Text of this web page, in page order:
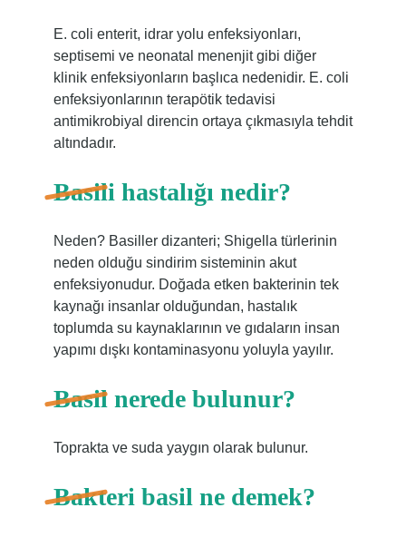
E. coli enterit, idrar yolu enfeksiyonları,
septisemi ve neonatal menenjit gibi diğer
klinik enfeksiyonların başlıca nedenidir. E. coli
enfeksiyonlarının terapötik tedavisi
antimikrobiyal direncin ortaya çıkmasıyla tehdit
altındadır.
Basili hastalığı nedir?
Neden? Basiller dizanteri; Shigella türlerinin
neden olduğu sindirim sisteminin akut
enfeksiyonudur. Doğada etken bakterinin tek
kaynağı insanlar olduğundan, hastalık
toplumda su kaynaklarının ve gıdaların insan
yapımı dışkı kontaminasyonu yoluyla yayılır.
Basil nerede bulunur?
Toprakta ve suda yaygın olarak bulunur.
Bakteri basil ne demek?